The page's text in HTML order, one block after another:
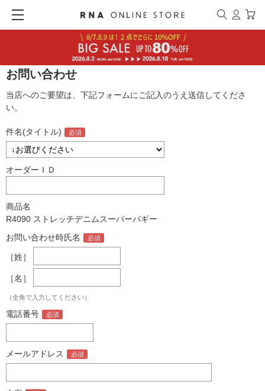
お問い合わせ
当店へのご要望は、下記フォームにご記入のうえ送信してくださ
い。
件名(タイトル)
オーダーＩＤ
商品名
R4090 ストレッチデニムスーパーバギー
お問い合わせ時氏名
［姓］
［名］
（全角で入力してください）
電話番号
メールアドレス